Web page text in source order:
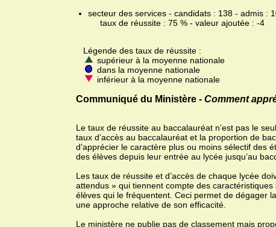
secteur des services - candidats : 138 - admis :
taux de réussite : 75 % - valeur ajoutée : -4
Légende des taux de réussite :
supérieur à la moyenne nationale
dans la moyenne nationale
inférieur à la moyenne nationale
Communiqué du Ministère - Comment
Le taux de réussite au baccalauréat n’est pas le
taux d’accès au baccalauréat et la proportion de
d’apprécier le caractère plus ou moins sélectif des
des élèves depuis leur entrée au lycée jusqu’au
Les taux de réussite et d’accès de chaque lycée
attendus » qui tiennent compte des
élèves qui le fréquentent. Ceci permet de dégager
une approche relative de son efficacité.
Le ministère ne publie pas de classement mais